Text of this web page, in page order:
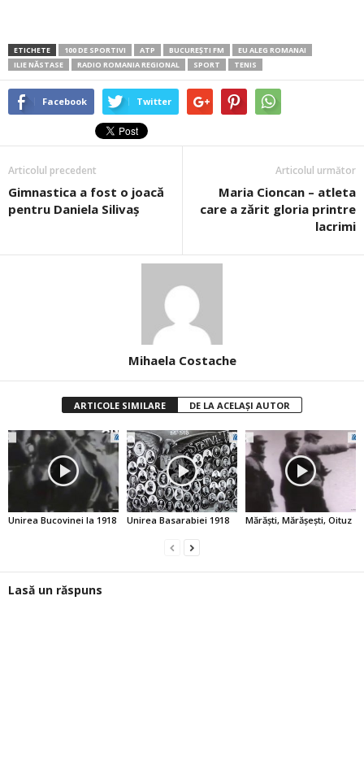
ETICHETE 100 DE SPORTIVI ATP BUCUREȘTI FM
EU ALEG ROMANAI
ILIE NĂSTASE
RADIO ROMANIA REGIONAL SPORT TENIS
Facebook Twitter
Articolul precedent
Gimnastica a fost o joacă
pentru Daniela Silivaş
Articolul următor
Maria Cioncan – atleta
care a zărit gloria printre
lacrimi
Mihaela Costache
ARTICOLE SIMILARE DE LA ACELAȘI AUTOR
Unirea Bucovinei la 1918 Unirea Basarabiei 1918 Mărăşti, Mărăşeşti, Oituz
Lasă un răspuns